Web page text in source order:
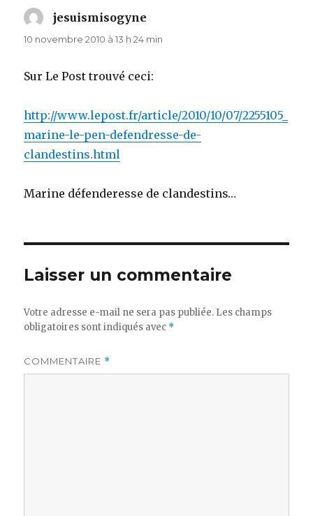
jesuismisogyne
10 novembre 2010 à 13 h 24 min
Sur Le Post trouvé ceci:
http://www.lepost.fr/article/2010/10/07/2255105_
marine-le-pen-defendresse-de-
clandestins.html
Marine défenderesse de clandestins…
Laisser un commentaire
Votre adresse e-mail ne sera pas publiée. Les champs
obligatoires sont indiqués avec *
COMMENTAIRE *